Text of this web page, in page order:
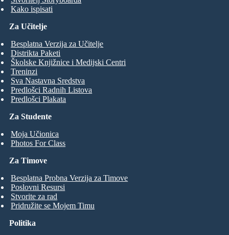
Kako ispisati
Za Studente
Moja Učionica
Photos For Class
Za Učitelje
Besplatna Verzija za Učitelje
Distrikta Paketi
Školske Knjižnice i Medijski Centri
Treninzi
Sva Nastavna Sredstva
Predlošci Radnih Listova
Predlošci Plakata
Za Timove
Besplatna Probna Verzija za Timove
Poslovni Resursi
Stvorite za rad
Pridružite se Mojem Timu
Politika